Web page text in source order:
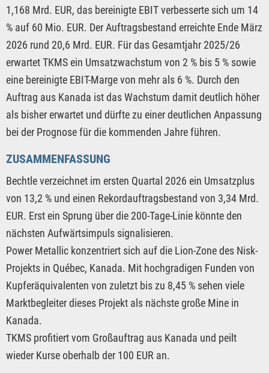
1,168 Mrd. EUR, das bereinigte EBIT verbesserte sich um 14
% auf 60 Mio. EUR. Der Auftragsbestand erreichte Ende März
2026 rund 20,6 Mrd. EUR. Für das Gesamtjahr 2025/26
erwartet TKMS ein Umsatzwachstum von 2 % bis 5 % sowie
eine bereinigte EBIT-Marge von mehr als 6 %. Durch den
Auftrag aus Kanada ist das Wachstum damit deutlich höher
als bisher erwartet und dürfte zu einer deutlichen Anpassung
bei der Prognose für die kommenden Jahre führen.
ZUSAMMENFASSUNG
Bechtle verzeichnet im ersten Quartal 2026 ein Umsatzplus
von 13,2 % und einen Rekordauftragsbestand von 3,34 Mrd.
EUR. Erst ein Sprung über die 200-Tage-Linie könnte den
nächsten Aufwärtsimpuls signalisieren.
Power Metallic konzentriert sich auf die Lion-Zone des Nisk-
Projekts in Québec, Kanada. Mit hochgradigen Funden von
Kupferäquivalenten von zuletzt bis zu 8,45 % sehen viele
Marktbegleiter dieses Projekt als nächste große Mine in
Kanada.
TKMS profitiert vom Großauftrag aus Kanada und peilt
wieder Kurse oberhalb der 100 EUR an.